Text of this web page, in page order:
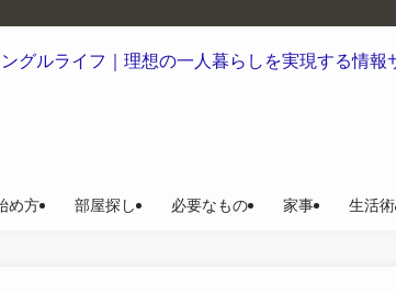
め方 部屋探し 必要なもの 家事 生活術